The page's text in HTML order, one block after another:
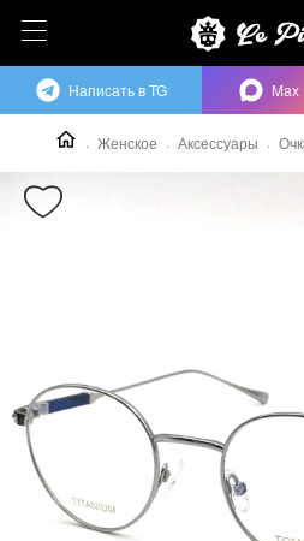
Женское Аксессуары
Написать в TG Max